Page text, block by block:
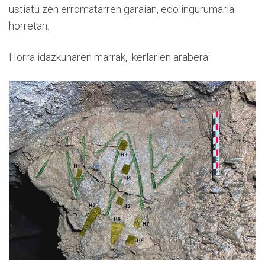
ustiatu zen erromatarren garaian, edo ingurumaria
horretan.
Horra idazkunaren marrak, ikerlarien arabera: